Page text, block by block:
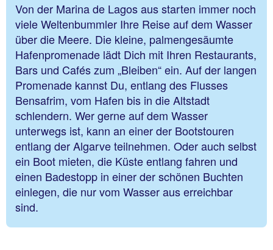
Von der Marina de Lagos aus starten immer noch
viele Weltenbummler Ihre Reise auf dem Wasser
über die Meere. Die kleine, palmengesäumte
Hafenpromenade lädt Dich mit Ihren Restaurants,
Bars und Cafés zum „Bleiben“ ein. Auf der langen
Promenade kannst Du, entlang des Flusses
Bensafrim, vom Hafen bis in die Altstadt
schlendern. Wer gerne auf dem Wasser
unterwegs ist, kann an einer der Bootstouren
entlang der Algarve teilnehmen. Oder auch selbst
ein Boot mieten, die Küste entlang fahren und
einen Badestopp in einer der schönen Buchten
einlegen, die nur vom Wasser aus erreichbar
sind.